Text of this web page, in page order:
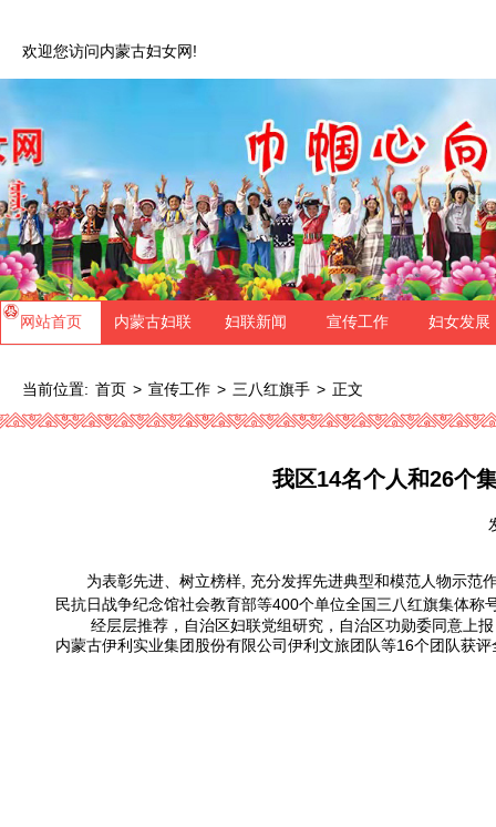
欢迎您访问内蒙古妇女网!
网站首页 内蒙古妇联 妇联新闻 宣传工作 妇女发展
当前位置: 首页 > 宣传工作 > 三八红旗手 > 正文
我区14名个人和26个
为表彰先进、树立榜样, 充分发挥先进典型和模范人物示范
民抗日战争纪念馆社会教育部等400个单位全国三八红旗集体
经层层推荐，自治区妇联党组研究，自治区功勋委同意上报
内蒙古伊利实业集团股份有限公司伊利文旅团队等16个团队获